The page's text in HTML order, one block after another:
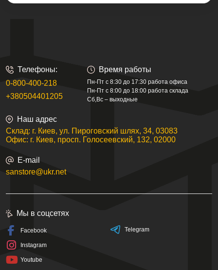
Телефоны:
0-800-400-218
+380504401205
Время работы
Пн-Пт с 8:30 до 17:30 работа офиса
Пн-Пт с 8:00 до 18:00 работа склада
Сб,Вс – выходные
Наш адрес
Склад: г. Киев, ул. Пироговский шлях, 34, 03083
Офис: г. Киев, просп. Голосеевский, 132, 02000
E-mail
sanstore@ukr.net
Мы в соцсетях
Facebook
Instagram
Youtube
Telegram